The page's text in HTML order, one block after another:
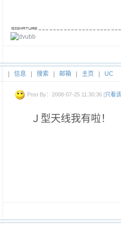
信息 搜索 邮箱 主页 UC
Post By：2008-07-25 11:30:36 [只看
Ｊ型天线我有啦！